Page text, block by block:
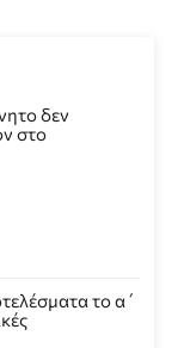
δεν
στο
το α΄